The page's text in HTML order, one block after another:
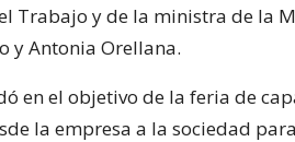
Trabajo y de la ministra de la
y Antonia Orellana.
en el objetivo de la feria de
la empresa a la sociedad